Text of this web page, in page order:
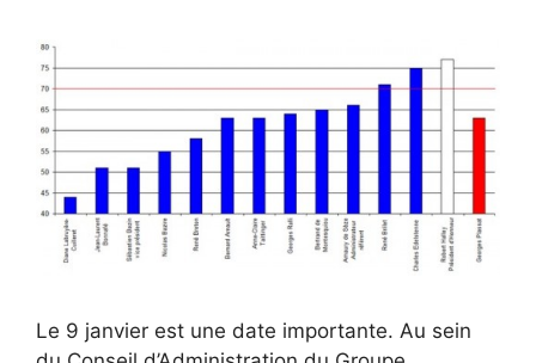
Le 9 janvier est une date importante. Au sein